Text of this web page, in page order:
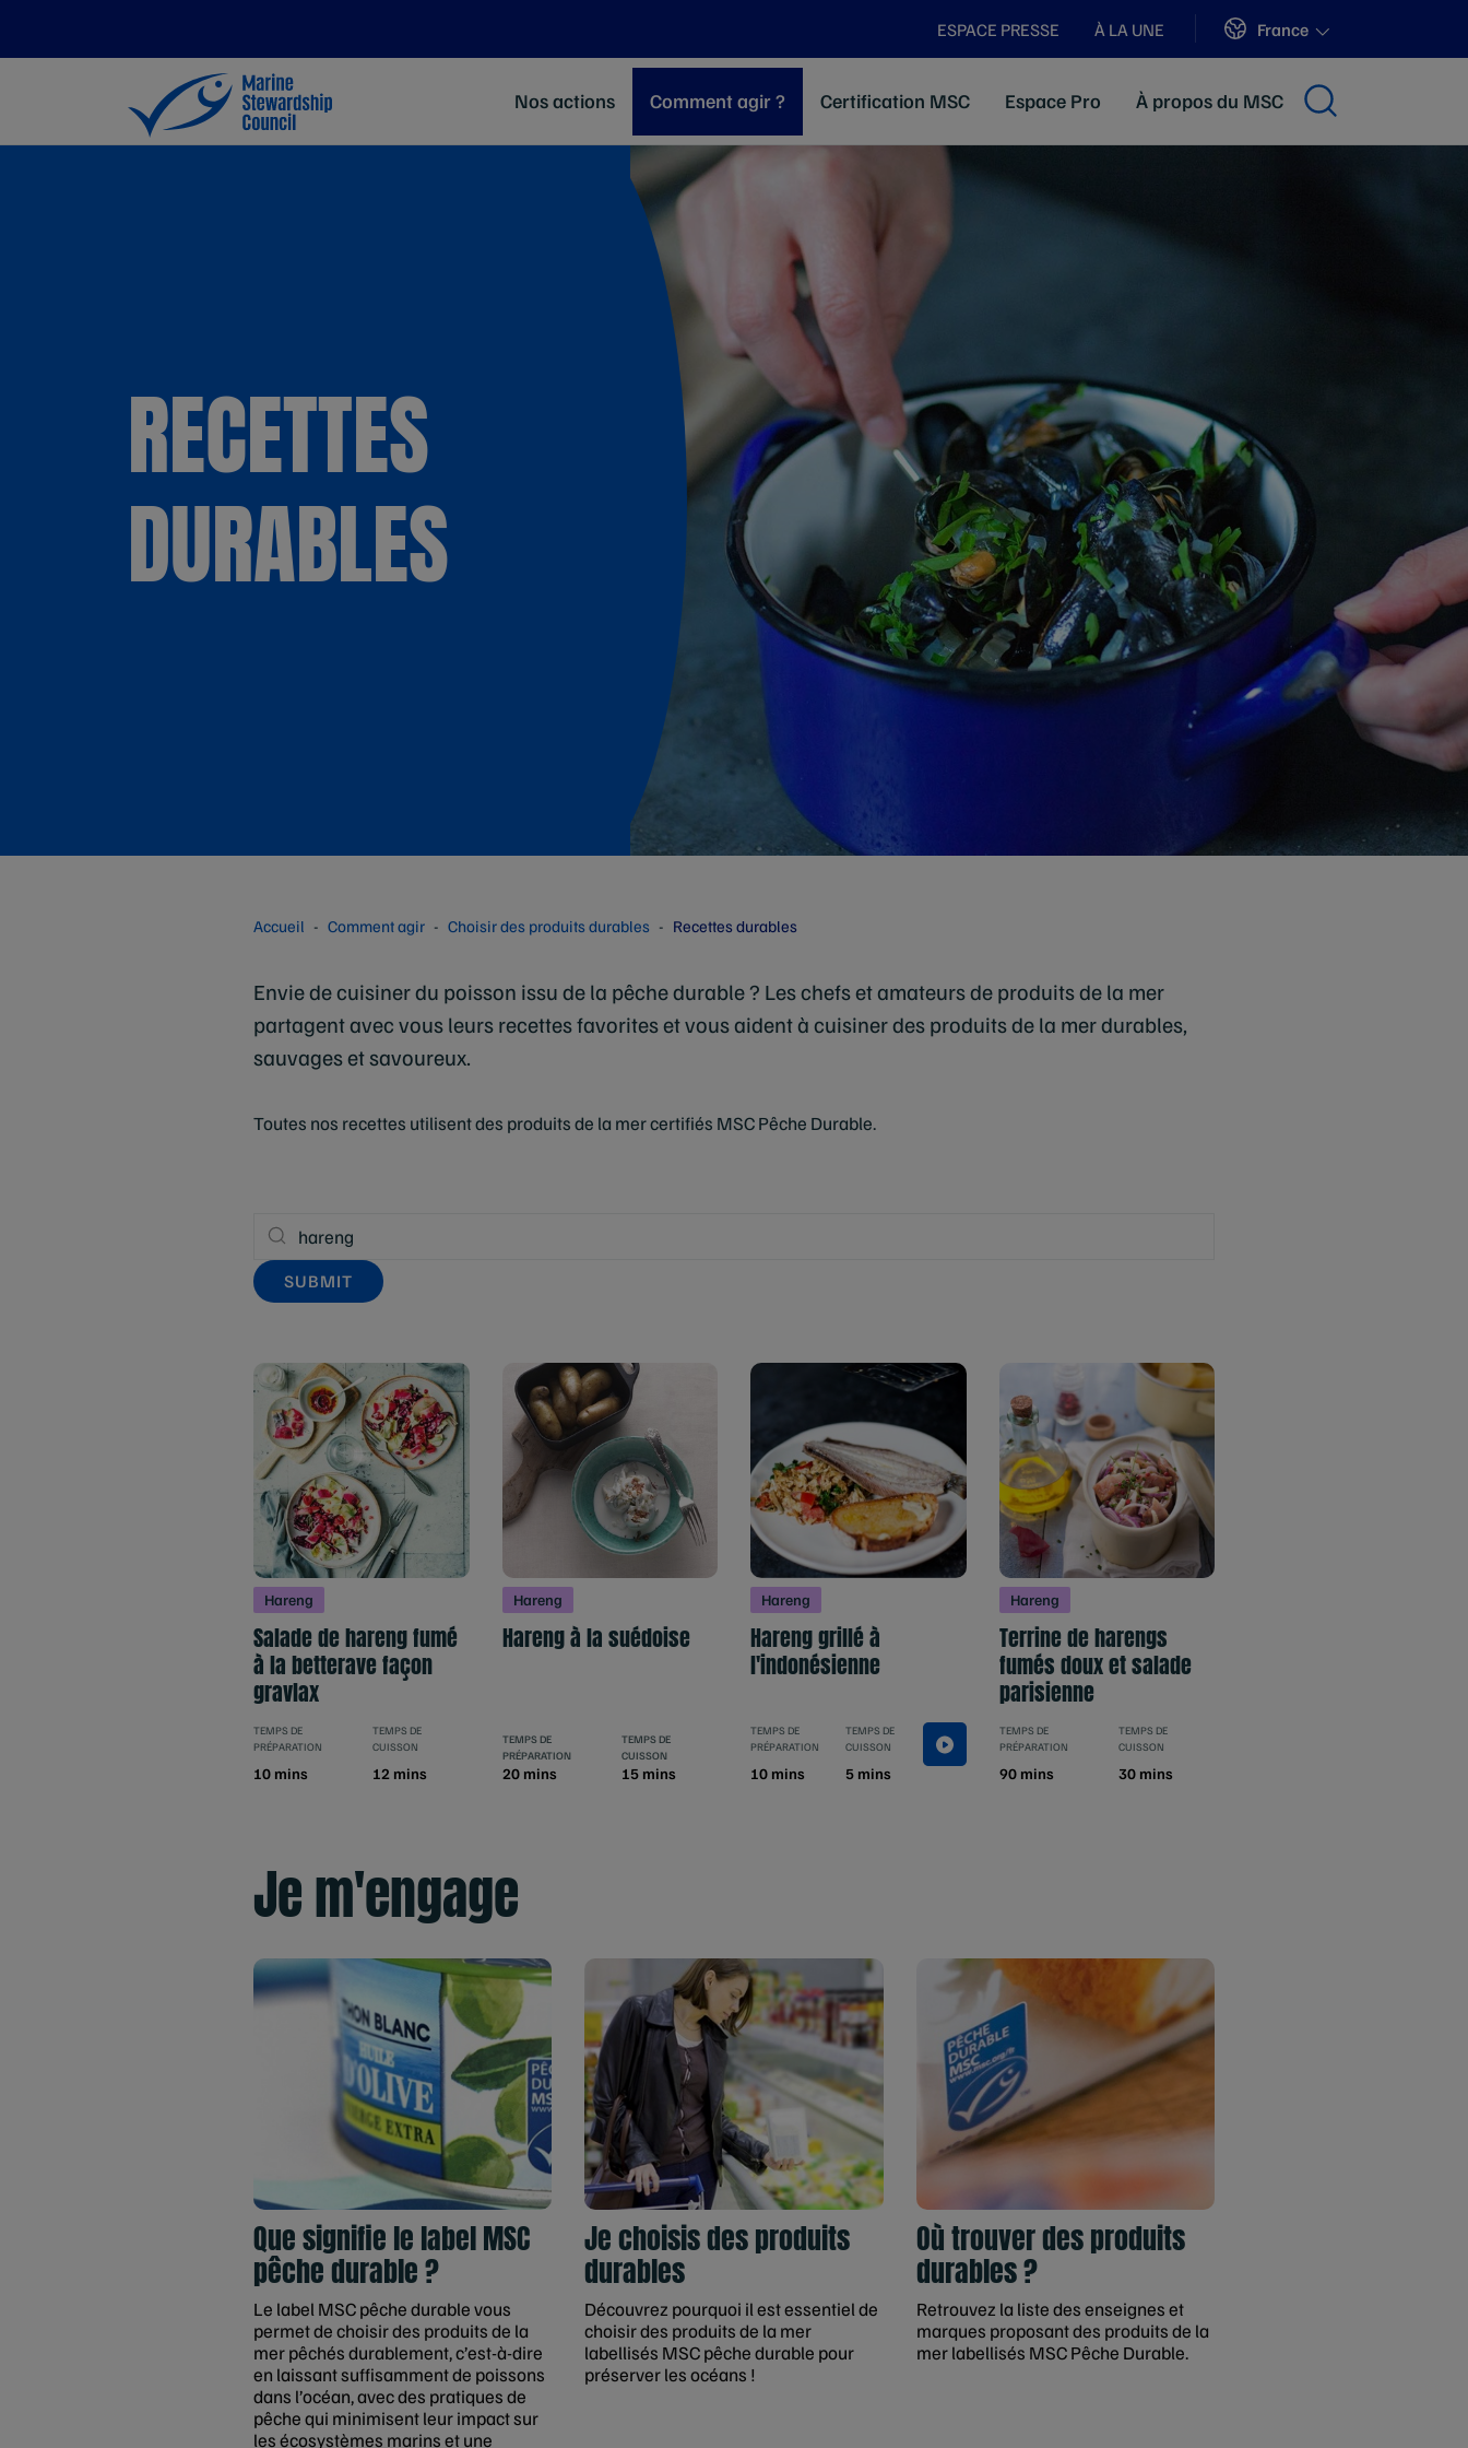
ESPACE PRESSE À LA UNE Sites
France
Nos actions Comment agir ? Certification MSC Espace Pro À propos du MSC
RECETTES
DURABLES
Accueil Comment agir Choisir des produits durables Recettes durables
Envie de cuisiner du poisson issu de la pêche durable ? Les chefs et amateurs de produits de la mer
partagent avec vous leurs recettes favorites et vous aident à cuisiner des produits de la mer durables,
sauvages et savoureux.
Toutes nos recettes utilisent des produits de la mer certifiés MSC Pêche Durable.
Hareng
Salade de hareng fumé
à la betterave façon
gravlax
TEMPS DE
PRÉPARATION
10 mins
TEMPS DE
CUISSON
12 mins
Hareng
Hareng à la suédoise
TEMPS DE
PRÉPARATION
20 mins
TEMPS DE
CUISSON
15 mins
Hareng
Hareng grillé à
l'indonésienne
TEMPS DE
PRÉPARATION
10 mins
TEMPS DE
CUISSON
5 mins
Hareng
Terrine de harengs
fumés doux et salade
parisienne
TEMPS DE
PRÉPARATION
90 mins
TEMPS DE
CUISSON
30 mins
Je m'engage
Que signifie le label MSC
pêche durable ?
Le label MSC pêche durable vous
permet de choisir des produits de la
mer pêchés durablement, c’est-à-dire
en laissant suffisamment de poissons
dans l’océan, avec des pratiques de
pêche qui minimisent leur impact sur
les écosystèmes marins et une
Je choisis des produits
durables
Découvrez pourquoi il est essentiel de
choisir des produits de la mer
labellisés MSC pêche durable pour
préserver les océans !
Où trouver des produits
durables ?
Retrouvez la liste des enseignes et
marques proposant des produits de la
mer labellisés MSC Pêche Durable.